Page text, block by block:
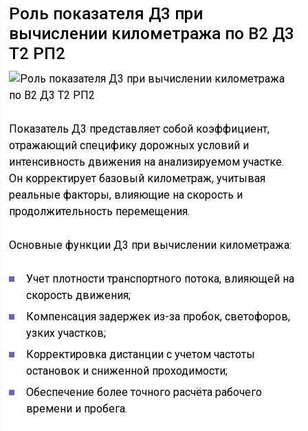
Роль показателя Д3 при
вычислении километража по В2 Д3
Т2 РП2
Показатель Д3 представляет собой коэффициент,
отражающий специфику дорожных условий и
интенсивность движения на анализируемом участке.
Он корректирует базовый километраж, учитывая
реальные факторы, влияющие на скорость и
продолжительность перемещения.
Основные функции Д3 при вычислении километража:
Учет плотности транспортного потока, влияющей на
скорость движения;
Компенсация задержек из-за пробок, светофоров,
узких участков;
Корректировка дистанции с учетом частоты
остановок и сниженной проходимости;
Обеспечение более точного расчёта рабочего
времени и пробега.